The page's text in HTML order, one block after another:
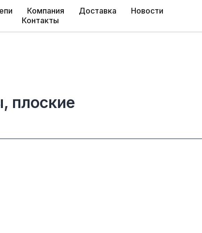
Компания Доставка
Новости
Контакты
плоские